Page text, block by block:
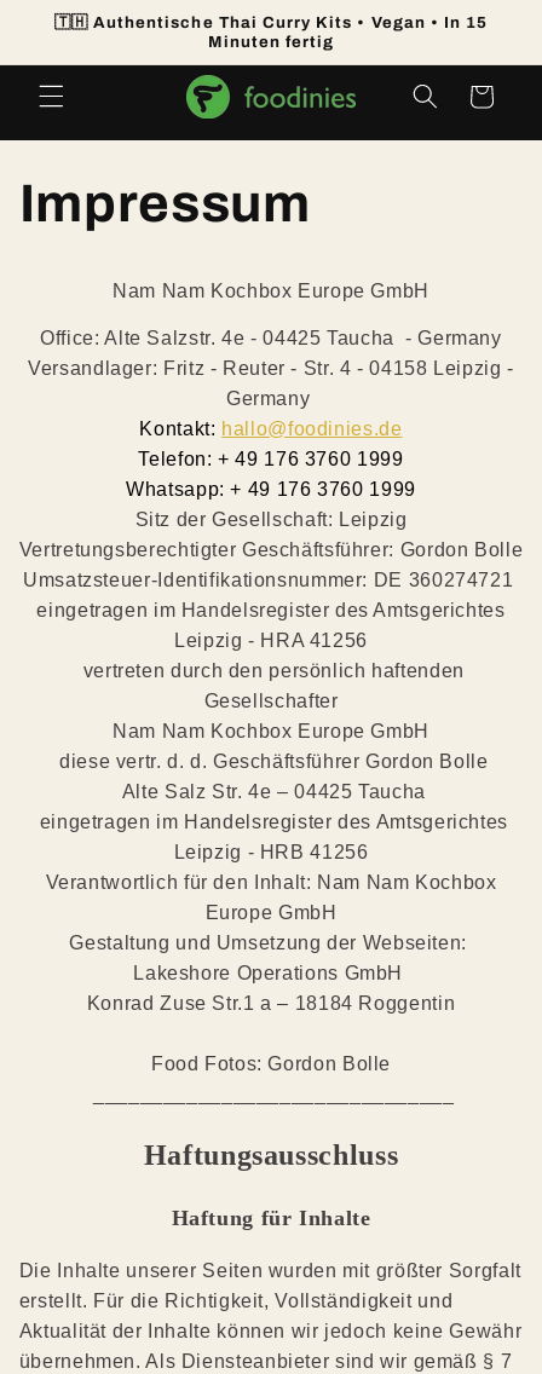
zum
🇹🇭 Authentische Thai Curry Kits • Vegan • In 15
Minuten fertig
Warenkorb
Impressum
Nam Nam Kochbox Europe GmbH
Office: Alte Salzstr. 4e -04425 Taucha - Germany
Versandlager: Fritz - Reuter - Str. 4 - 04158 Leipzig -
Germany
Kontakt: hallo@foodinies.de
Telefon: + 49 176 3760 1999
Whatsapp: + 49 176 3760 1999
Sitz der Gesellschaft: Leipzig
Vertretungsberechtigter Geschäftsführer: Gordon Bolle
Umsatzsteuer-Identifikationsnummer: DE 360274721
eingetragen im Handelsregister des Amtsgerichtes
Leipzig - HRA 41256
vertreten durch den persönlich haftenden
Gesellschafter
Nam Nam Kochbox Europe GmbH
diese vertr. d. d. Geschäftsführer Gordon Bolle
Alte Salz Str. 4e – 04425 Taucha
eingetragen im Handelsregister des Amtsgerichtes
Leipzig - HRB 41256
Verantwortlich für den Inhalt: Nam Nam Kochbox
Europe GmbH
Gestaltung und Umsetzung der Webseiten:
Lakeshore Operations GmbH
Konrad Zuse Str.1 a – 18184 Roggentin
Food Fotos: Gordon Bolle
Haftungsausschluss
Haftung für Inhalte
Die Inhalte unserer Seiten wurden mit größter Sorgfalt
erstellt. Für die Richtigkeit, Vollständigkeit und
Aktualität der Inhalte können wir jedoch keine Gewähr
übernehmen. Als Diensteanbieter sind wir gemäß § 7